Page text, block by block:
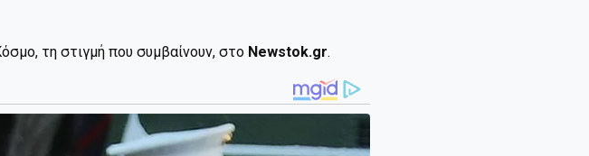
τη στιγμή που συμβαίνουν, στο Newstok.gr.